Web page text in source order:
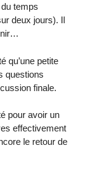
temps
deux jours). Il
qu’une petite
questions
finale.
pour avoir un
effectivement
le retour de